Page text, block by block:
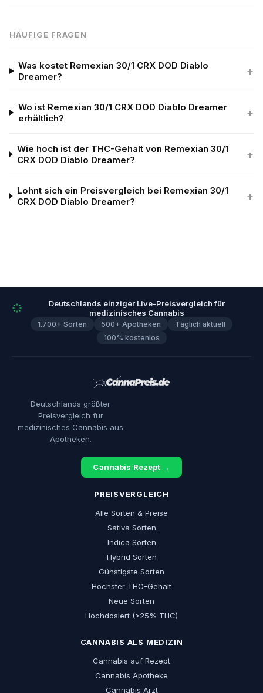
HÄUFIGE FRAGEN
Was kostet Remexian 30/1 CRX DOD Diablo
Dreamer?
+
Wo ist Remexian 30/1 CRX DOD Diablo Dreamer
erhältlich?
+
Wie hoch ist der THC-Gehalt von Remexian 30/1
CRX DOD Diablo Dreamer?
+
Lohnt sich ein Preisvergleich bei Remexian 30/1
CRX DOD Diablo Dreamer?
+
Deutschlands einziger Live-Preisvergleich für
medizinisches Cannabis
1.700+ Sorten 500+ Apotheken
Täglich aktuell
100% kostenlos
Deutschlands größter
Preisvergleich für
medizinisches Cannabis aus
Apotheken.
Cannabis Rezept →
PREISVERGLEICH
Alle Sorten & Preise
Sativa Sorten
Indica Sorten
Hybrid Sorten
Günstigste Sorten
Höchster THC-Gehalt
Neue Sorten
Hochdosiert (>25% THC)
CANNABIS ALS MEDIZIN
Cannabis auf Rezept
Cannabis Apotheke
Cannabis Arzt